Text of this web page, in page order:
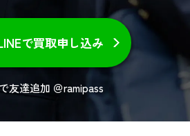
で買取申し込み
友達追加 ＠ramipass